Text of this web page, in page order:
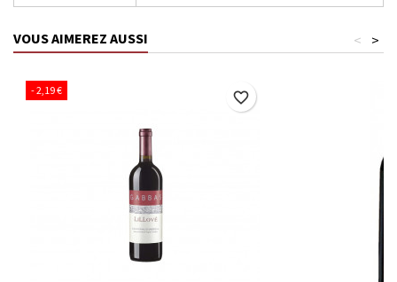
VOUS AIMEREZ AUSSI >
<
- 2,19 € favorite_border